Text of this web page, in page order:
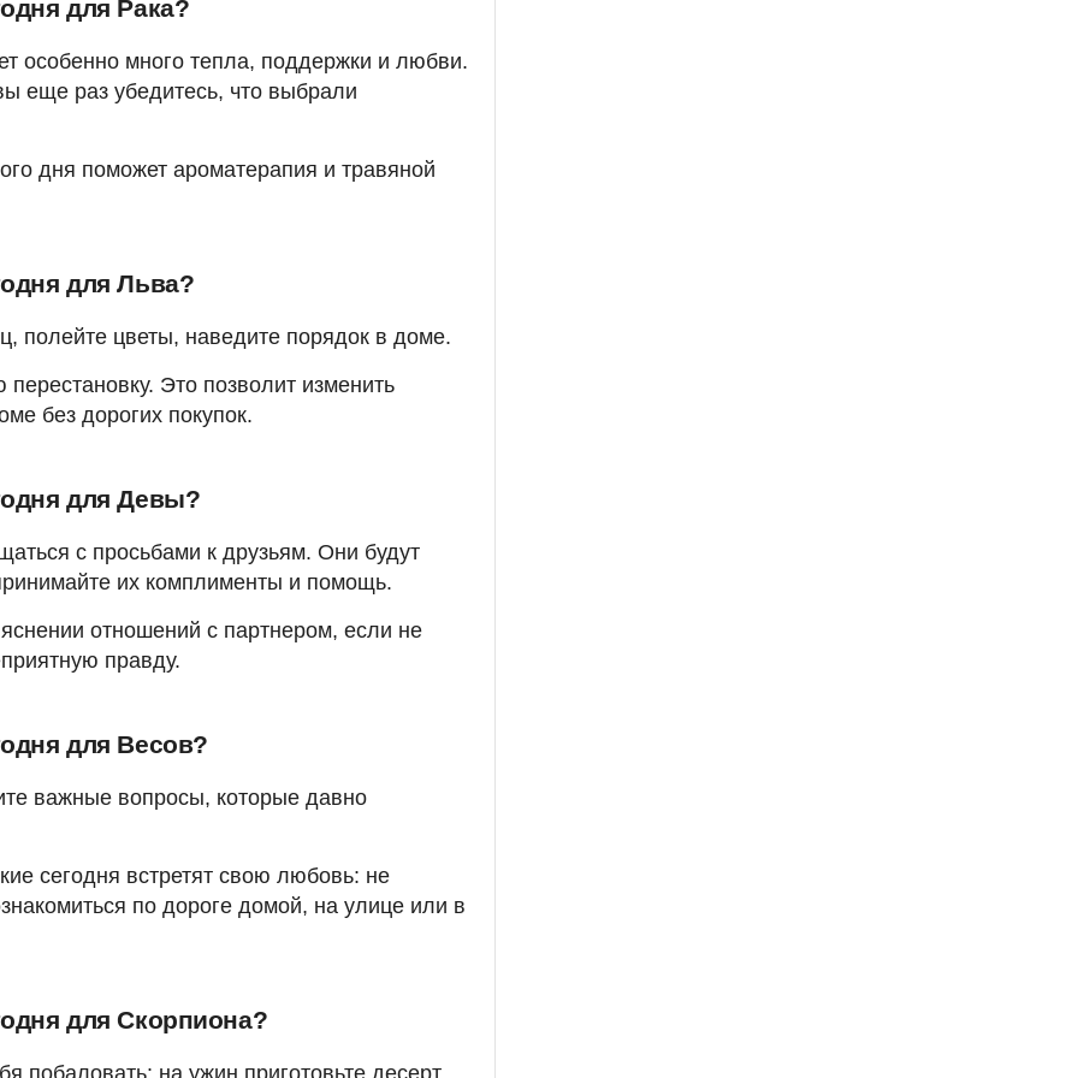
для Рака?
особенно много тепла, поддержки и любви.
еще раз убедитесь, что выбрали
дня поможет ароматерапия и травяной
для Льва?
полейте цветы, наведите порядок в доме.
Это позволит изменить
без дорогих покупок.
для Девы?
с просьбами к друзьям. Они будут
их комплименты и помощь.
отношений с партнером, если не
правду.
для Весов?
важные вопросы, которые давно
сегодня встретят свою любовь: не
по дороге домой, на улице или в
для Скорпиона?
побаловать: на ужин приготовьте десерт,